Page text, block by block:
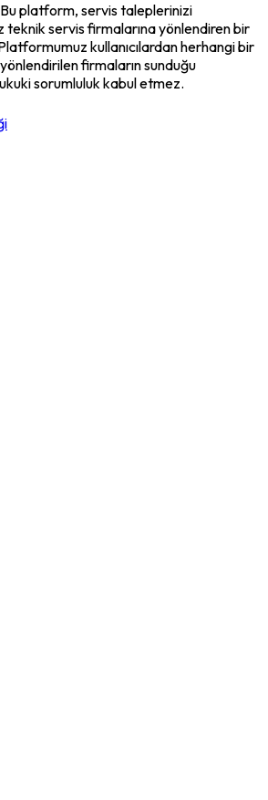
platform, servis taleplerinizi
teknik servis firmalarına yönlendiren bir
kullanıcılardan herhangi bir
firmaların sunduğu
sorumluluk kabul etmez.